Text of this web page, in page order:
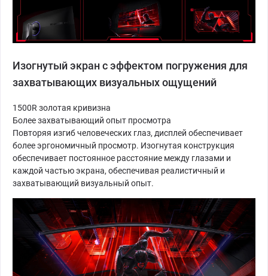
Изогнутый экран с эффектом погружения для
захватывающих визуальных ощущений
1500R золотая кривизна
Более захватывающий опыт просмотра
Повторяя изгиб человеческих глаз, дисплей обеспечивает
более эргономичный просмотр. Изогнутая конструкция
обеспечивает постоянное расстояние между глазами и
каждой частью экрана, обеспечивая реалистичный и
захватывающий визуальный опыт.